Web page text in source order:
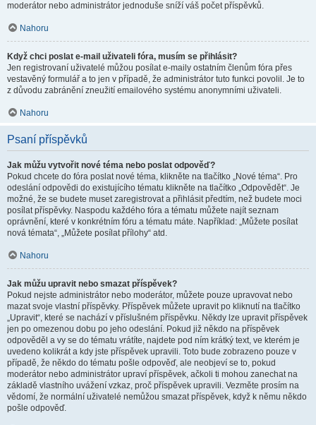
moderátor nebo administrátor jednoduše sníží váš počet příspěvků.
Nahoru
Když chci poslat e-mail uživateli fóra, musím se přihlásit?
Jen registrovaní uživatelé můžou posílat e-maily ostatním členům fóra přes
vestavěný formulář a to jen v případě, že administrátor tuto funkci povolil. Je to
z důvodu zabránění zneužití emailového systému anonymními uživateli.
Nahoru
Psaní příspěvků
Jak můžu vytvořit nové téma nebo poslat odpověď?
Pokud chcete do fóra poslat nové téma, klikněte na tlačítko „Nové téma“. Pro
odeslání odpovědi do existujícího tématu klikněte na tlačítko „Odpovědět“. Je
možné, že se budete muset zaregistrovat a přihlásit předtím, než budete moci
posílat příspěvky. Naspodu každého fóra a tématu můžete najít seznam
oprávnění, které v konkrétním fóru a tématu máte. Například: „Můžete posílat
nová témata“, „Můžete posílat přílohy“ atd.
Nahoru
Jak můžu upravit nebo smazat příspěvek?
Pokud nejste administrátor nebo moderátor, můžete pouze upravovat nebo
mazat svoje vlastní příspěvky. Příspěvek můžete upravit po kliknutí na tlačítko
„Upravit“, které se nachází v příslušném příspěvku. Někdy lze upravit příspěvek
jen po omezenou dobu po jeho odeslání. Pokud již někdo na příspěvek
odpověděl a vy se do tématu vrátíte, najdete pod ním krátký text, ve kterém je
uvedeno kolikrát a kdy jste příspěvek upravili. Toto bude zobrazeno pouze v
případě, že někdo do tématu pošle odpověď, ale neobjeví se to, pokud
moderátor nebo administrátor upraví příspěvek, ačkoli ti mohou zanechat na
základě vlastního uvážení vzkaz, proč příspěvek upravili. Vezměte prosím na
vědomí, že normální uživatelé nemůžou smazat příspěvek, když k němu někdo
pošle odpověď.